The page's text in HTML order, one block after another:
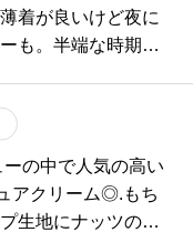
着が良いけど夜に
も。半端な時期に
が今年らしくてか
せてこちらもどう
．．．#MHL.#C
#denim#c
の中で人気の高い
アクリーム◎.もち
生地にナッツの旨